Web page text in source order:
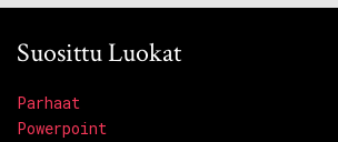
Suosittu Luokat
Parhaat
Powerpoint